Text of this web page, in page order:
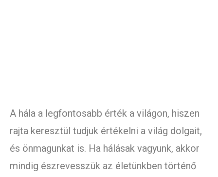
A hála a legfontosabb érték a világon, hiszen
rajta keresztül tudjuk értékelni a világ dolgait,
és önmagunkat is. Ha hálásak vagyunk, akkor
mindig észrevesszük az életünkben történő